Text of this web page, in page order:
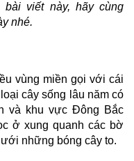
bài viết này, hãy cùng
nhé.
vùng miền gọi với cái
cây sống lâu năm có
và khu vực Đông Bắc
ở xung quanh các bờ
những bóng cây to.